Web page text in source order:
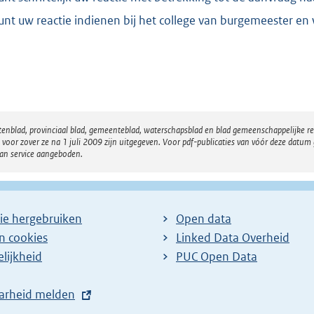
5
uw reactie indienen bij het college van burgemeester
provinciaal blad, gemeenteblad, waterschapsblad en blad
zover ze na 1 juli 2009 zijn uitgegeven. Voor pdf-publicaties van vóór deze
service aangeboden.
hergebruiken
cookies
melden
Open data
Linked Data Overheid
PUC Open Data